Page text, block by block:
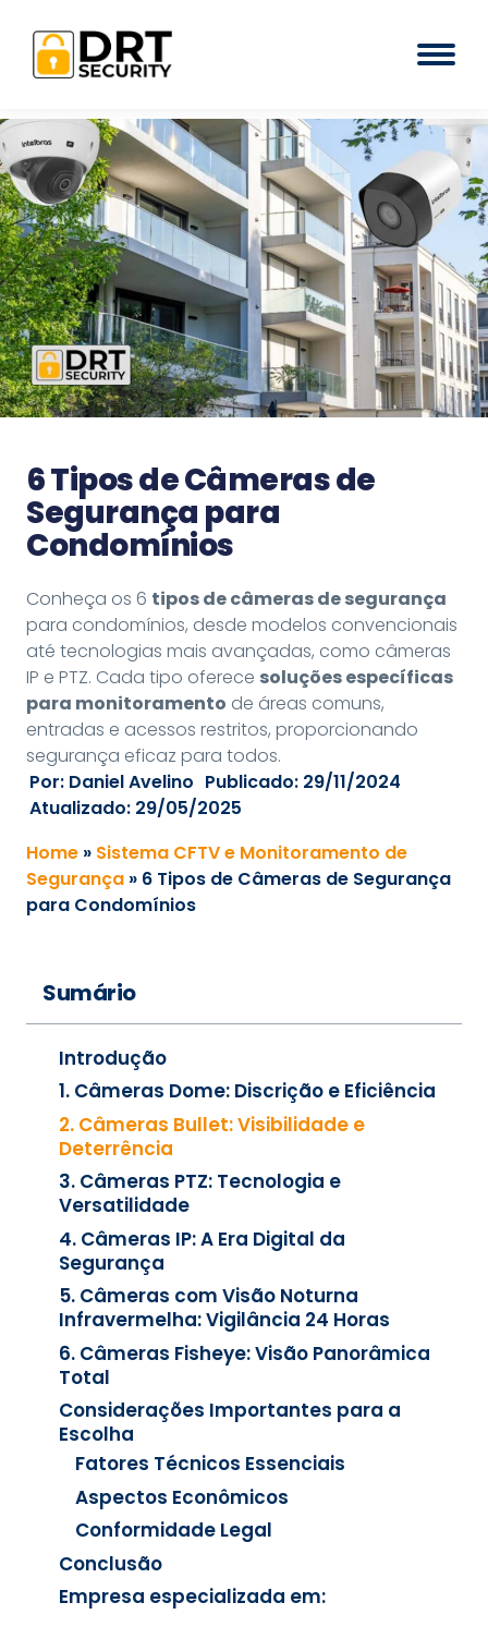
6 Tipos de Câmeras de
Segurança para
Condomínios
Conheça os 6 tipos de câmeras de segurança
para condomínios, desde modelos convencionais
até tecnologias mais avançadas, como câmeras
IP e PTZ. Cada tipo oferece soluções específicas
para monitoramento de áreas comuns,
entradas e acessos restritos, proporcionando
segurança eficaz para todos.
Por: Daniel Avelino Publicado: 29/11/2024
Atualizado: 29/05/2025
Home » Sistema CFTV e Monitoramento de
Segurança » 6 Tipos de Câmeras de Segurança
para Condomínios
Sumário
Introdução
1. Câmeras Dome: Discrição e Eficiência
2. Câmeras Bullet: Visibilidade e
Deterrência
3. Câmeras PTZ: Tecnologia e
Versatilidade
4. Câmeras IP: A Era Digital da
Segurança
5. Câmeras com Visão Noturna
Infravermelha: Vigilância 24 Horas
6. Câmeras Fisheye: Visão Panorâmica
Total
Considerações Importantes para a
Escolha
Fatores Técnicos Essenciais
Aspectos Econômicos
Conformidade Legal
Conclusão
Empresa especializada em: